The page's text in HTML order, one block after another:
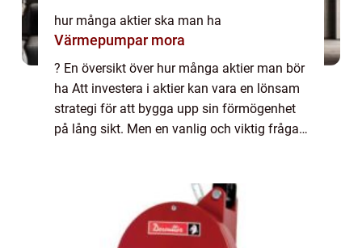
hur många aktier ska man ha
Värmepumpar mora
? En översikt över hur många aktier man bör
ha Att investera i aktier kan vara en lönsam
strategi för att bygga upp sin förmögenhet
på lång sikt. Men en vanlig och viktig fråga